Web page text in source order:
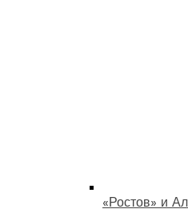
«Ростов» и